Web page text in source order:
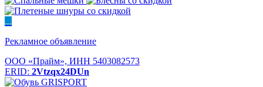
...
Рекламное объявление
ООО «Прайм», ИНН 5403082573
ERID: 2Vtzqx24DUn